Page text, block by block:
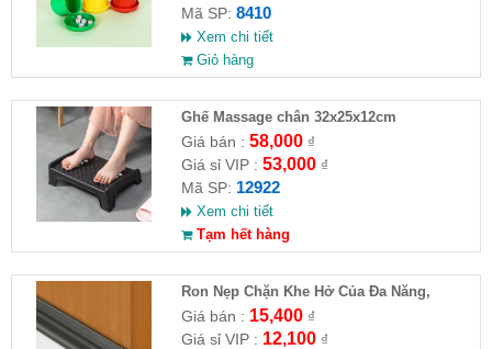
Mã SP: 8410
Xem chi tiết
Giỏ hàng
Ghế Massage chân 32x25x12cm
Giá bán : 58,000₫
Giá sỉ VIP : 53,000₫
Mã SP: 12922
Xem chi tiết
Tạm hết hàng
Ron Nẹp Chặn Khe Hở Của Đa Năng,
Chống Côn Trùng( HĐ )
Giá bán : 15,400₫
Giá sỉ VIP : 12,100₫